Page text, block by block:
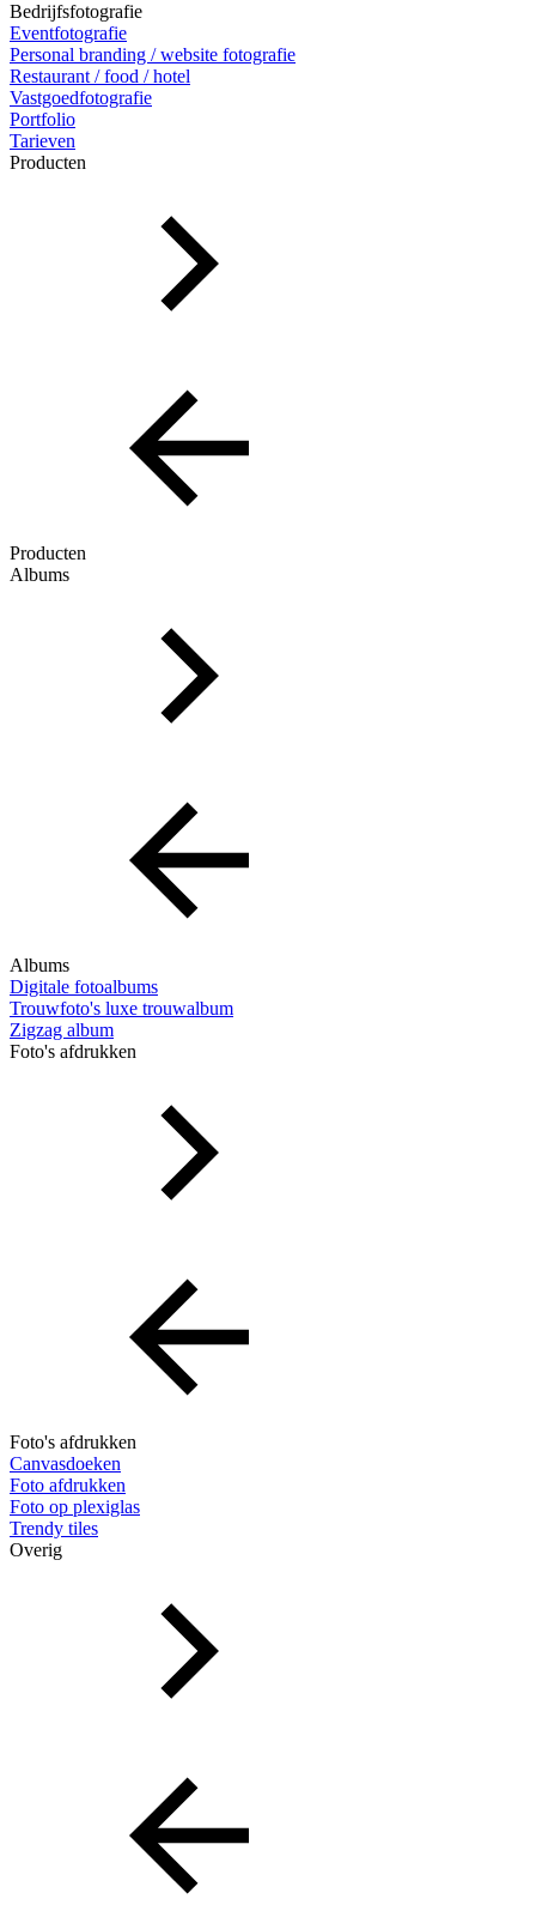
Bedrijfsfotografie
Eventfotografie
Personal branding / website fotografie
Restaurant / food / hotel
Vastgoedfotografie
Portfolio
Tarieven
Producten
Producten
Albums
Albums
Digitale fotoalbums
Trouwfoto's luxe trouwalbum
Zigzag album
Foto's afdrukken
Foto's afdrukken
Canvasdoeken
Foto afdrukken
Foto op plexiglas
Trendy tiles
Overig